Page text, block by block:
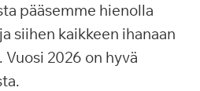
pääsemme hienolla
siihen kaikkeen ihanaan
2026 on hyvä